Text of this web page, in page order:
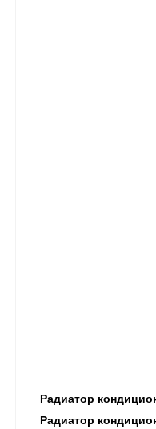
Радиатор
Радиатор